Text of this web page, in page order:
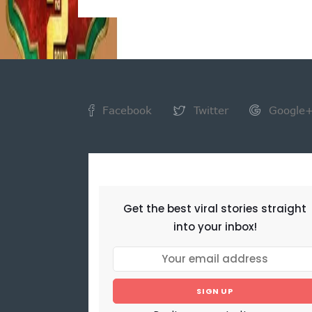
Facebook Twitter Google+
Get the best viral stories straight
into your inbox!
SIGN UP